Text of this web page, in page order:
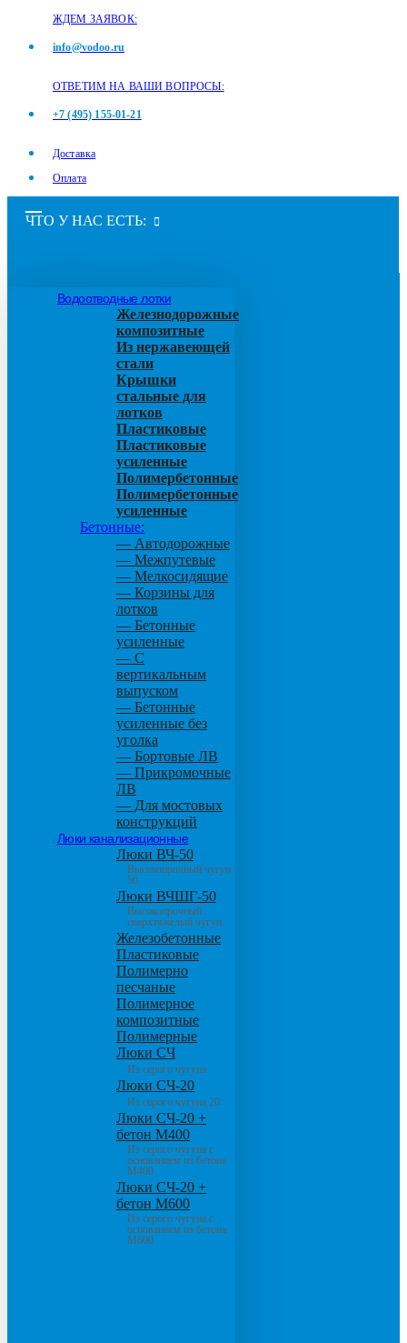
ЖДЕМ ЗАЯВОК:
info@vodoo.ru
ОТВЕТИМ НА ВАШИ ВОПРОСЫ:
+7 (495) 155-01-21
Доставка
Оплата
ЧТО У НАС ЕСТЬ:
Водоотводные лотки
Железнодорожные
композитные
Из нержавеющей
стали
Крышки
стальные для
лотков
Пластиковые
Пластиковые
усиленные
Полимербетонные
Полимербетонные
усиленные
Бетонные:
— Автодорожные
— Межпутевые
— Мелкосидящие
— Корзины для
лотков
— Бетонные
усиленные
— С
вертикальным
выпуском
— Бетонные
усиленные без
уголка
— Бортовые ЛВ
— Прикромочные
ЛВ
— Для мостовых
конструкций
Люки канализационные
Люки ВЧ-50
Высокопрочный чугун
50
Люки ВЧШГ-50
Высокопрочный
сверхтяжелый чугун
Железобетонные
Пластиковые
Полимерно
песчаные
Полимерное
композитные
Полимерные
Люки СЧ
Из серого чугуна
Люки СЧ-20
Из серого чугуна 20
Люки СЧ-20 +
бетон М400
Из серого чугуна с
основанием из бетона
М400
Люки СЧ-20 +
бетон М600
Из серого чугуна с
основанием из бетона
М600